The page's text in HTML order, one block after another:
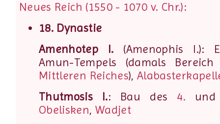
Neues Reich (1550 - 1070 v. Chr.):
18. Dynastie
Amenhotep I. (Amenophis I.):
Amun-Tempels (damals
Mittleren Reiches),
Thutmosis I.: Bau des 4.
Obelisken, Wadjet